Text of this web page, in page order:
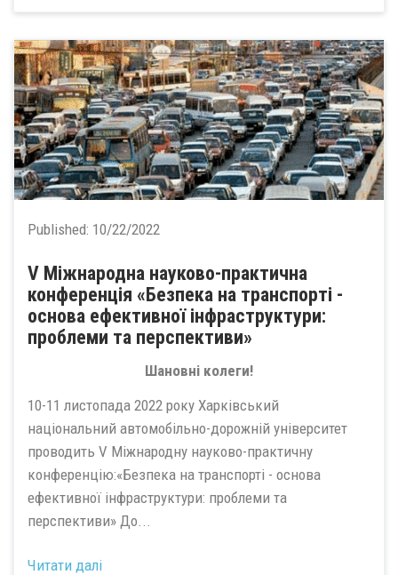
Published: 10/22/2022
V Міжнародна науково-практична
конференція «Безпека на транспорті -
основа ефективної інфраструктури:
проблеми та перспективи»
Шановні колеги!
10-11 листопада 2022 року Харківський
національний автомобільно-дорожній університет
проводить V Міжнародну науково-практичну
конференцію:«Безпека на транспорті - основа
ефективної інфраструктури: проблеми та
перспективи» До...
Читати далі